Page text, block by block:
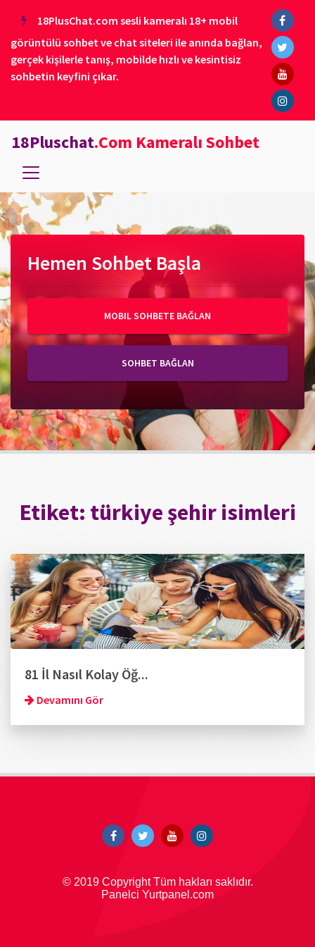
18PlusChat.com sesli kameralı 18+ mobil
görüntülü sohbet ve chat siteleri ile anında bağlan,
gerçek kişilerle tanış, mobilde hızlı ve kesintisiz
sohbetin keyfini çıkar.
18Pluschat.Com Kameralı Sohbet
Hemen Sohbet Başla
MOBIL SOHBETE BAĞLAN
SOHBET BAĞLAN
Etiket: türkiye şehir isimleri
81 İl Nasıl Kolay Öğ...
Devamını Gör
© 2019 Copyright Tüm hakları saklıdır.
Panelci Yurtpanel.com